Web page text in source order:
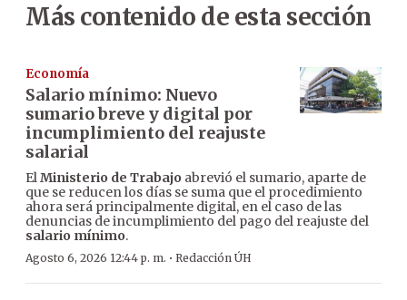
Más contenido de esta sección
Economía
Salario mínimo: Nuevo
sumario breve y digital por
incumplimiento del reajuste
salarial
ElMinisterio de Trabajo abrevió el sumario, aparte de
que se reducen los días se suma que el procedimiento
ahora será principalmente digital, en el caso de las
denuncias de incumplimiento del pago del reajuste del
salario mínimo.
Agosto 6, 2026 12:44 p. m. · Redacción ÚH